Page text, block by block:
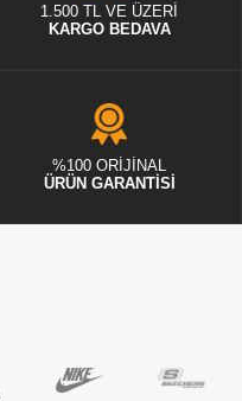
1.500 TL VE ÜZERİ
KARGO BEDAVA
%100 ORİJİNAL
ÜRÜN GARANTİSİ